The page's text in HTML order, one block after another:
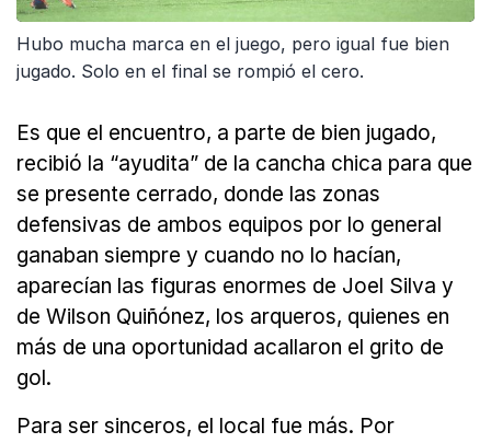
Hubo mucha marca en el juego, pero igual fue bien
jugado. Solo en el final se rompió el cero.
Es que el encuentro, a parte de bien jugado,
recibió la “ayudita” de la cancha chica para que
se presente cerrado, donde las zonas
defensivas de ambos equipos por lo general
ganaban siempre y cuando no lo hacían,
aparecían las figuras enormes de Joel Silva y
de Wilson Quiñónez, los arqueros, quienes en
más de una oportunidad acallaron el grito de
gol.
Para ser sinceros, el local fue más. Por